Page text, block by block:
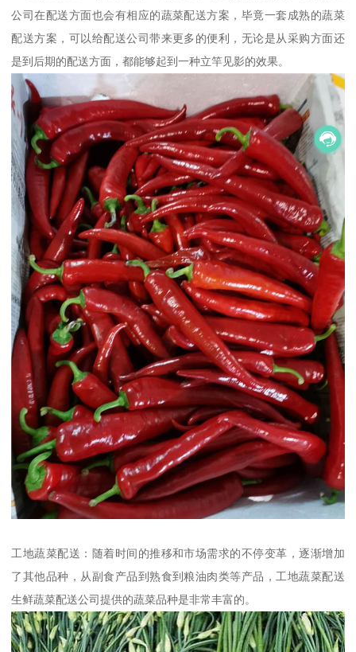
公司在配送方面也会有相应的蔬菜配送方案，毕竟一套成熟的蔬菜
配送方案，可以给配送公司带来更多的便利，无论是从采购方面还
是到后期的配送方面，都能够起到一种立竿见影的效果。
工地蔬菜配送：随着时间的推移和市场需求的不停变革，逐渐增加
了其他品种，从副食产品到熟食到粮油肉类等产品，工地蔬菜配送
生鲜蔬菜配送公司提供的蔬菜品种是非常丰富的。